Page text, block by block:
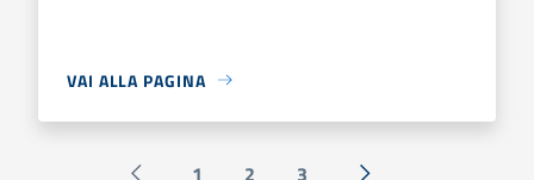
VAI ALLA PAGINA
1 2 3